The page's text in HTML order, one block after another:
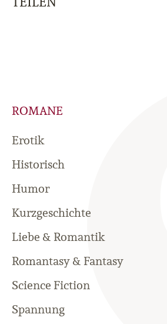
ROMANE
Erotik
Historisch
Humor
Kurzgeschichte
Liebe & Romantik
Romantasy & Fantasy
Science Fiction
Spannung